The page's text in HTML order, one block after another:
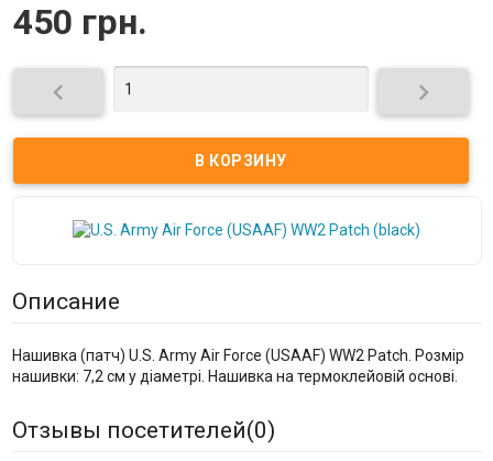
450 грн.
 
Описание
Нашивка (патч) U.S. Army Air Force (USAAF) WW2 Patch. Розмір
нашивки: 7,2 см у діаметрі. Нашивка на термоклейовій основі.
Отзывы посетителей(0)